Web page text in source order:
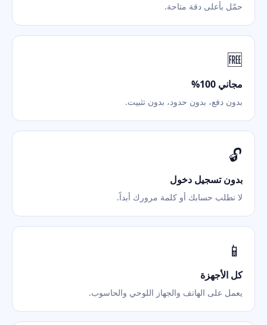
حمّل بأعلى دقة متاحة.
🆓
مجاني 100%
بدون دفع، بدون حدود، بدون تثبيت.
🔓
بدون تسجيل دخول
لا نطلب حسابك أو كلمة مرورك أبداً.
📱
كل الأجهزة
يعمل على الهاتف والجهاز اللوحي والحاسوب.